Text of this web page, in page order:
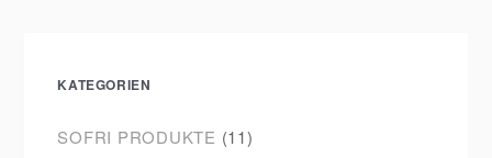
KATEGORIEN
SOFRI PRODUKTE (11)